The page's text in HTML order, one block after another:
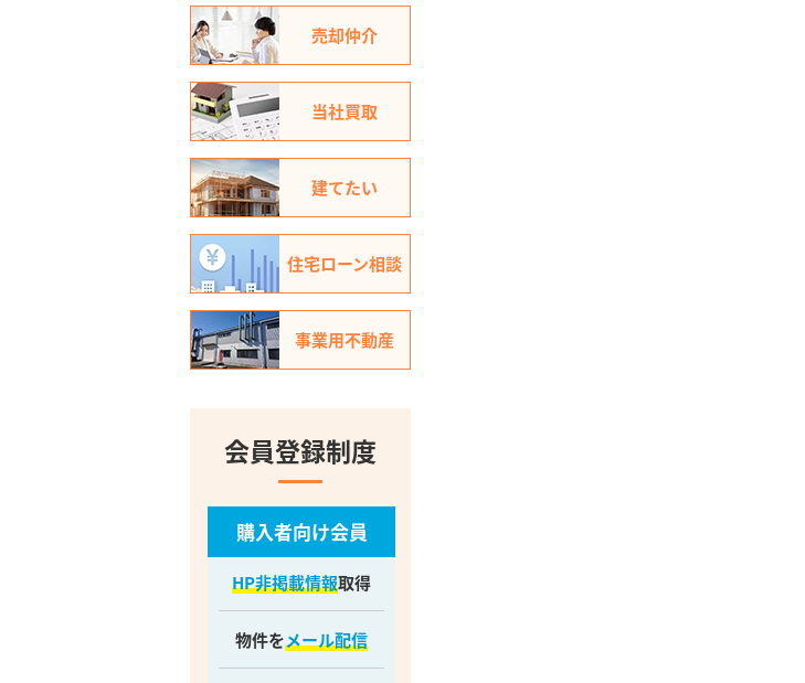
売却仲介
当社買取
建てたい
住宅ローン相談
事業用不動産
会員登録制度
購入者向け会員
HP非掲載情報取得
物件をメール配信